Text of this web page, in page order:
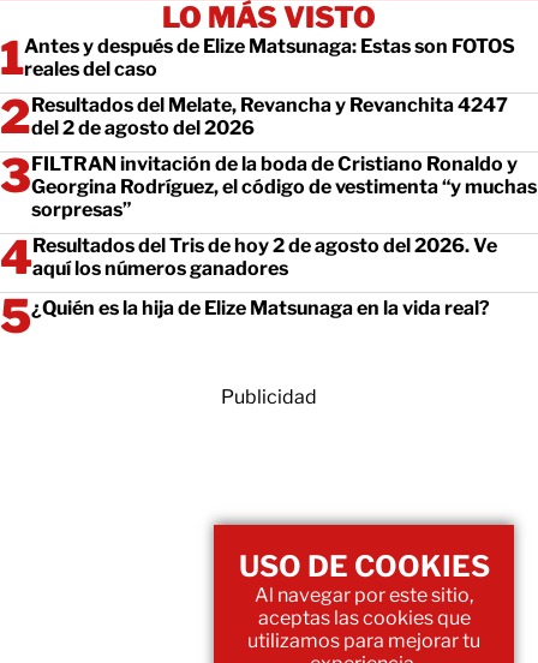
LO MÁS VISTO
Antes y después de Elize Matsunaga: Estas son FOTOS
reales del caso
Resultados del Melate, Revancha y Revanchita 4247
del 2 de agosto del 2026
FILTRAN invitación de la boda de Cristiano Ronaldo y
Georgina Rodríguez, el código de vestimenta “y muchas
sorpresas”
Resultados del Tris de hoy 2 de agosto del 2026. Ve
aquí los números ganadores
¿Quién es la hija de Elize Matsunaga en la vida real?
Publicidad
USO DE COOKIES
Al navegar por este sitio,
aceptas las cookies que
utilizamos para mejorar tu